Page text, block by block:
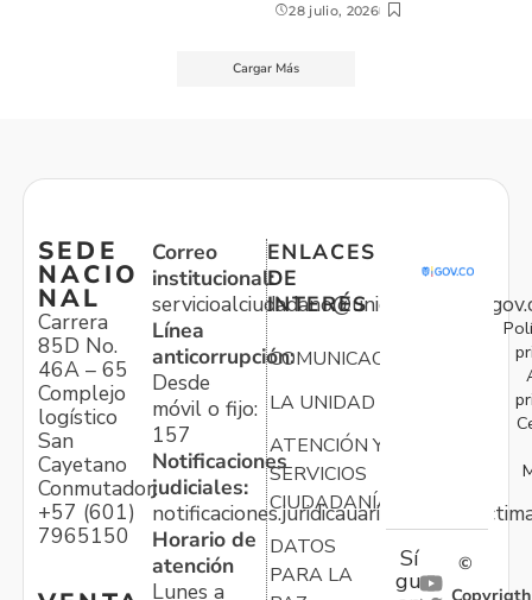
28 julio, 2026
Cargar Más
SEDE
NACIO
NAL
Carrera
85D No.
46A – 65
Complejo
logístico
San
Cayetano
Conmutador:
+57 (601)
7965150
Correo
institucional:
Línea
anticorrupción:
Desde
móvil o fijo:
157
Notificaciones
judiciales:
Horario de
atención
Lunes a
ENLACES
DE
INTERÉS
COMUNICACIONES
LA UNIDAD
ATENCIÓN Y
SERVICIOS
CIUDADANÍA
DATOS
PARA LA
Sí
gu
©